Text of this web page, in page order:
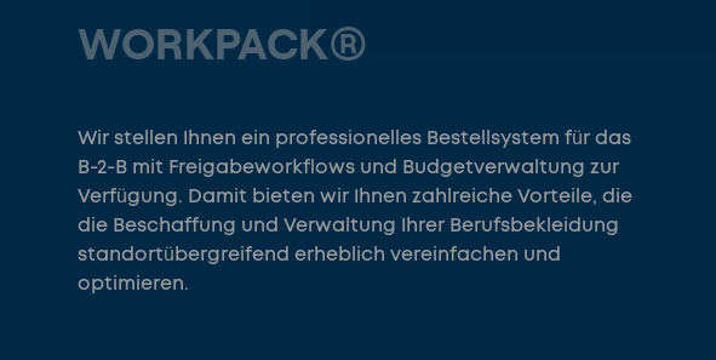
WORKPACK®
Wir stellen Ihnen ein professionelles Bestellsystem für das
B-2-B mit Freigabeworkflows und Budgetverwaltung zur
Verfügung. Damit bieten wir Ihnen zahlreiche Vorteile, die
die Beschaffung und Verwaltung Ihrer Berufsbekleidung
standortübergreifend erheblich vereinfachen und
optimieren.